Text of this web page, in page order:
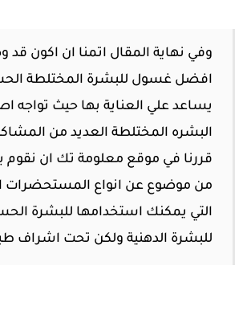
وفي نهاية المقال اتمنا ان اكون
افضل غسول للبشرة المختلطة
يساعد علي العناية بها حيث تواجه
البشره المختلطة العديد من
قررنا في موقع معلومة تك ان نقوم
من موضوع عن انواع المستحضرات
التي يمكنك استخدامها للبشرة
للبشرة الدهنية ولكن تحت اشراف